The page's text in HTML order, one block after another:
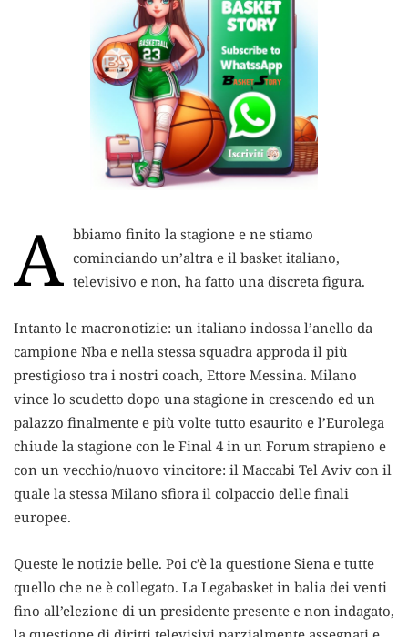
A bbiamo finito la stagione e ne stiamo
cominciando un’altra e il basket italiano,
televisivo e non, ha fatto una discreta figura.
Intanto le macronotizie: un italiano indossa l’anello da
campione Nba e nella stessa squadra approda il più
prestigioso tra i nostri coach, Ettore Messina. Milano
vince lo scudetto dopo una stagione in crescendo ed un
palazzo finalmente e più volte tutto esaurito e l’Eurolega
chiude la stagione con le Final 4 in un Forum strapieno e
con un vecchio/nuovo vincitore: il Maccabi Tel Aviv con il
quale la stessa Milano sfiora il colpaccio delle finali
europee.
Queste le notizie belle. Poi c’è la questione Siena e tutte
quello che ne è collegato. La Legabasket in balia dei venti
fino all’elezione di un presidente presente e non indagato,